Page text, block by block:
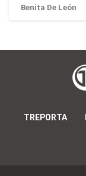
Benita De León
TREPORTA